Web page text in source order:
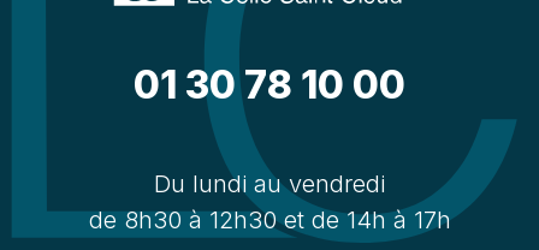
01 30 78 10 00
Du lundi au vendredi
de 8h30 à 12h30 et de 14h à 17h